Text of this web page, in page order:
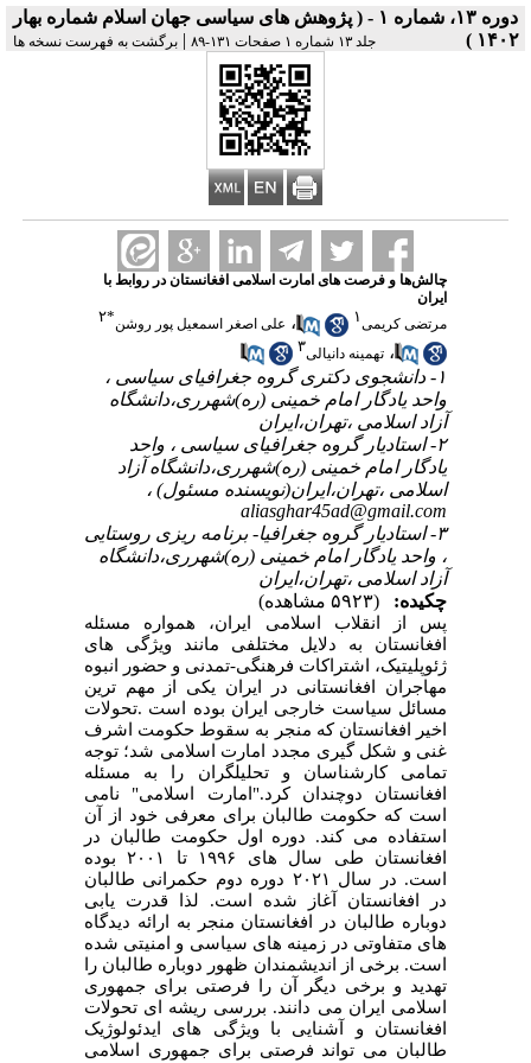
دوره ۱۳، شماره ۱ - ( پژوهش های سیاسی جهان اسلام شماره بهار
۱۴۰۲ )
جلد ۱۳ شماره ۱ صفحات ۱۳۱-۸۹ |برگشت به فهرست نسخه ها
چالش‌ها و فرصت های امارت اسلامی افغانستان در روابط با
ایران
مرتضی کریمی۱ ، علی اصغر اسمعیل پور روشن*۲
، تهمینه دانیالی۳
۱- دانشجوی دکتری گروه جغرافیای سیاسی ،
واحد یادگار امام خمینی (ره)شهرری،دانشگاه
آزاد اسلامی ،تهران،ایران
۲- استادیار گروه جغرافیای سیاسی ، واحد
یادگار امام خمینی (ره)شهرری،دانشگاه آزاد
اسلامی ،تهران،ایران(نویسنده مسئول) ،
aliasghar45ad@gmail.com
۳- استادیار گروه جغرافیا- برنامه ریزی روستایی
، واحد یادگار امام خمینی (ره)شهرری،دانشگاه
آزاد اسلامی ،تهران،ایران
چکیده:
(۵۹۲۳ مشاهده)
پس از انقلاب اسلامی ایران، همواره مسئله
افغانستان به دلایل مختلفی مانند ویژگی های
ژئوپلیتیک، اشتراکات فرهنگی-تمدنی و حضور انبوه
مهاجران افغانستانی در ایران یکی از مهم ترین
مسائل سیاست خارجی ایران بوده است .تحولات
اخیر افغانستان که منجر به سقوط حکومت اشرف
غنی و شکل گیری مجدد امارت اسلامی شد؛ توجه
تمامی کارشناسان و تحلیلگران را به مسئله
افغانستان دوچندان کرد."امارت اسلامی" نامی
است که حکومت طالبان برای معرفی خود از آن
استفاده می کند. دوره اول حکومت طالبان در
افغانستان طی سال های ۱۹۹۶ تا ۲۰۰۱بوده
است. در سال ۲۰۲۱ دوره دوم حکمرانی طالبان
در افغانستان آغاز شده است. لذا قدرت یابی
دوباره طالبان در افغانستان منجر به ارائه دیدگاه
های متفاوتی در زمینه های سیاسی و امنیتی شده
است. برخی از اندیشمندان ظهور دوباره طالبان را
تهدید و برخی دیگر آن را فرصتی برای جمهوری
اسلامی ایران می دانند. بررسی ریشه ای تحولات
افغانستان و آشنایی با ویژگی های ایدئولوژیک
طالبان می تواند فرصتی برای جمهوری اسلامی